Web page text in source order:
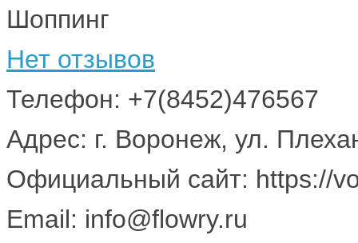
Шоппинг
Нет отзывов
Телефон: +7(8452)476567
Адрес: г. Воронеж, ул.
Официальный сайт: https://
Email: info@flowry.ru